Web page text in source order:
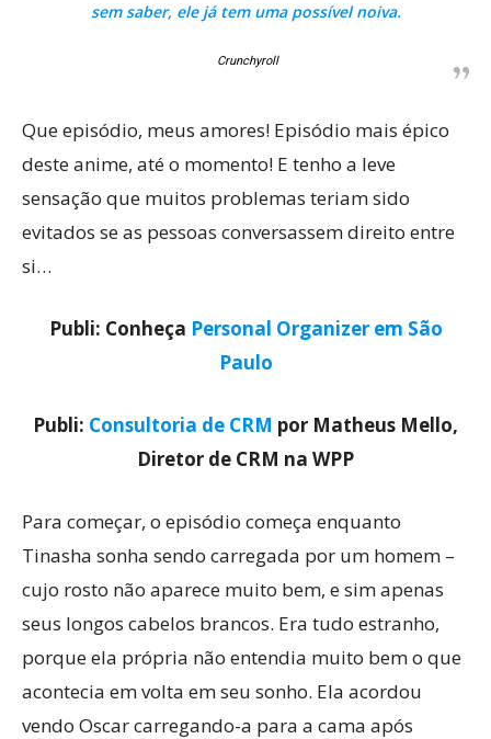
sem saber, ele já tem uma possível noiva.
Crunchyroll
Que episódio, meus amores! Episódio mais épico
deste anime, até o momento! E tenho a leve
sensação que muitos problemas teriam sido
evitados se as pessoas conversassem direito entre
si…
Publi: Conheça Personal Organizer em São
Paulo
Publi: Consultoria de CRM por Matheus Mello,
Diretor de CRM na WPP
Para começar, o episódio começa enquanto
Tinasha sonha sendo carregada por um homem –
cujo rosto não aparece muito bem, e sim apenas
seus longos cabelos brancos. Era tudo estranho,
porque ela própria não entendia muito bem o que
acontecia em volta em seu sonho. Ela acordou
vendo Oscar carregando-a para a cama após